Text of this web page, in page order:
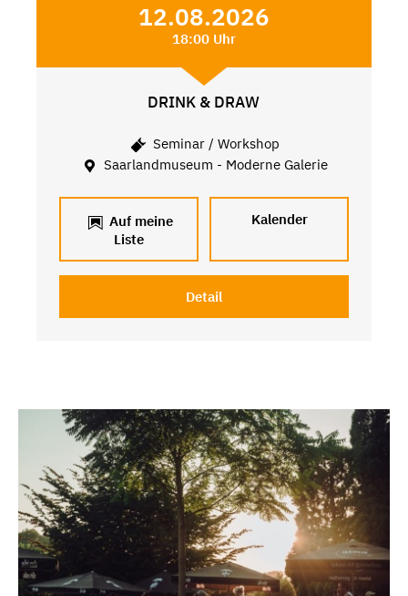
12.08.2026
18:00 Uhr
DRINK & DRAW
Seminar / Workshop
Saarlandmuseum - Moderne Galerie
Auf meine
Liste
Kalender
Detail